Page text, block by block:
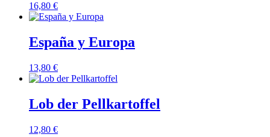
16,80 €
España y Europa
13,80 €
Lob der Pellkartoffel
12,80 €